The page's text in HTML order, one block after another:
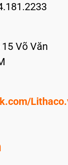
Võ Văn